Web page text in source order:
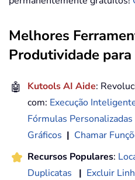
Melhores
Produtividade
🤖 Kutools AI Aide:
com: Execução
Fórmulas Personalizadas
Gráficos | Chamar
Recursos Populares:
Duplicatas
| Excluir